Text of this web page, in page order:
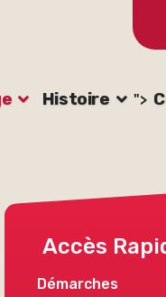
Histoire ">
Accès
Démarches